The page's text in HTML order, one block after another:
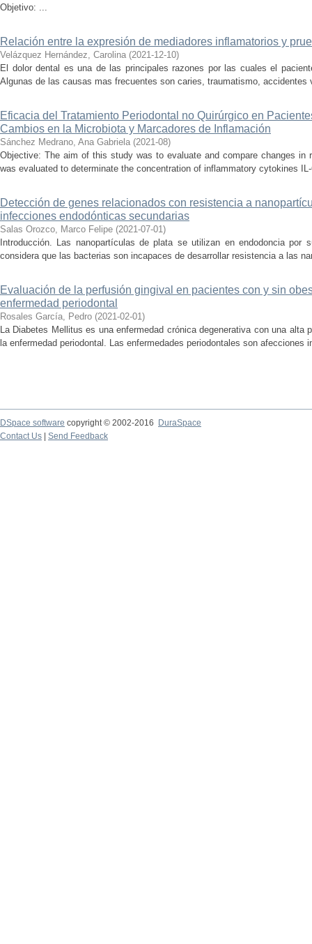
Objetivo: ...
Relación entre la expresión de mediadores inflamatorios y
Velázquez Hernández, Carolina (2021-12-10)
El dolor dental es una de las principales razones por las cuales el
Algunas de las causas mas frecuentes son caries, traumatismo,
Eficacia del Tratamiento Periodontal no Quirúrgico en
Cambios en la Microbiota y Marcadores de Inflamación
Sánchez Medrano, Ana Gabriela (2021-08)
Objective: The aim of this study was to evaluate and compare changes in
was evaluated to determinate the concentration of inflammatory cytokines
Detección de genes relacionados con resistencia a
infecciones endodónticas secundarias
Salas Orozco, Marco Felipe (2021-07-01)
Introducción. Las nanopartículas de plata se utilizan en endodoncia por
considera que las bacterias son incapaces de desarrollar resistencia a las
Evaluación de la perfusión gingival en pacientes con y sin
enfermedad periodontal
Rosales García, Pedro (2021-02-01)
La Diabetes Mellitus es una enfermedad crónica degenerativa con una alta
la enfermedad periodontal. Las enfermedades periodontales son
DSpace software copyright © 2002-2016
DuraSpace
Contact Us
Send Feedback